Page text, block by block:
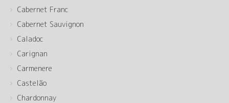
Cabernet Franc
Cabernet Sauvignon
Caladoc
Carignan
Carmenere
Castelão
Chardonnay